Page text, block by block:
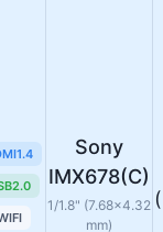
Sony
IMX678(C)
1/1.8" (7.68×4.32
mm)